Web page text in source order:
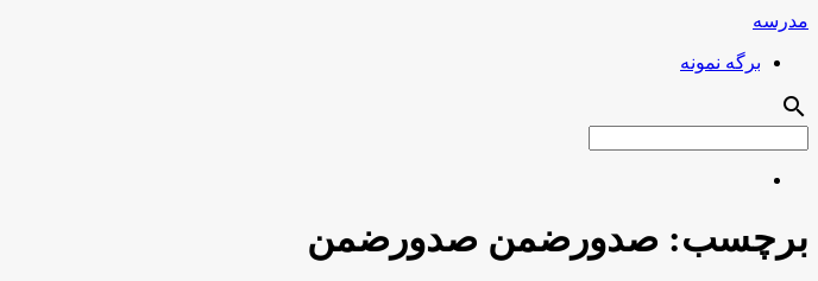
مدرسه
برگه نمونه
search
برچسب: صدورضمن صدورضمن